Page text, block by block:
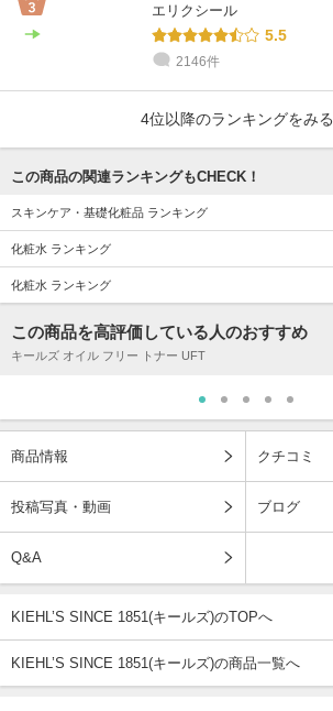
エリクシール
5.5
2146件
4位以降のランキングをみる
この商品の関連ランキングもCHECK！
スキンケア・基礎化粧品 ランキング
化粧水 ランキング
化粧水 ランキング
この商品を高評価している人のおすすめ
キールズ オイル フリー トナー UFT
商品情報 クチコミ
投稿写真・動画 ブログ
Q&A
KIEHL’S SINCE 1851(キールズ)のTOPへ
KIEHL’S SINCE 1851(キールズ)の商品一覧へ